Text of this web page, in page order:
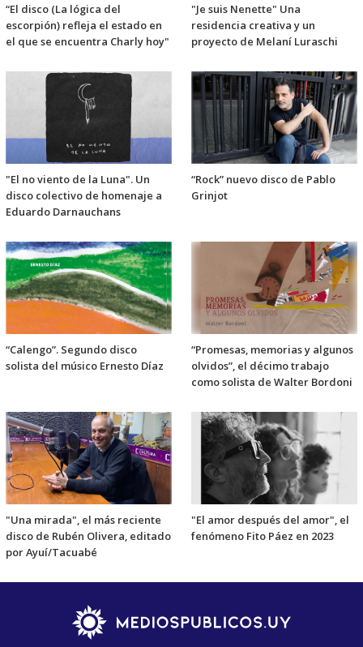
“El disco (La lógica del
escorpión) refleja el estado en
el que se encuentra Charly hoy"
"Je suis Nenette" Una
residencia creativa y un
proyecto de Melaní Luraschi
"El no viento de la Luna". Un
disco colectivo de homenaje a
Eduardo Darnauchans
“Rock” nuevo disco de Pablo
Grinjot
“Calengo”. Segundo disco
solista del músico Ernesto Díaz
“Promesas, memorias y algunos
olvidos”, el décimo trabajo
como solista de Walter Bordoni
"Una mirada", el más reciente
disco de Rubén Olivera, editado
por Ayuí/Tacuabé
"El amor después del amor", el
fenómeno Fito Páez en 2023